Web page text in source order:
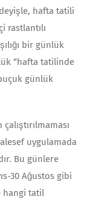
hafta tatili
rastlantılı
bir günlük
“hafta tatilinde
günlük
uygulamada
Bu günlere
30 Ağustos gibi
hangi tatil